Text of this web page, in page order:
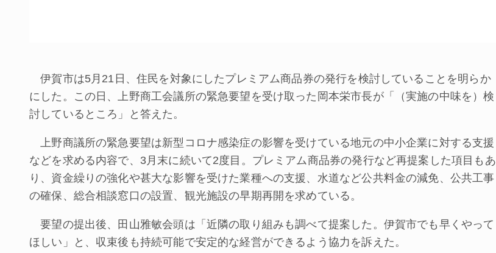
伊賀市は5月21日、住民を対象にしたプレミアム商品券の発行を検討していることを明らか
にした。この日、上野商工会議所の緊急要望を受け取った岡本栄市長が「（実施の中味を）検
討しているところ」と答えた。
上野商議所の緊急要望は新型コロナ感染症の影響を受けている地元の中小企業に対する支援
などを求める内容で、3月末に続いて2度目。プレミアム商品券の発行など再提案した項目もあ
り、資金繰りの強化や甚大な影響を受けた業種への支援、水道など公共料金の減免、公共工事
の確保、総合相談窓口の設置、観光施設の早期再開を求めている。
要望の提出後、田山雅敏会頭は「近隣の取り組みも調べて提案した。伊賀市でも早くやって
ほしい」と、収束後も持続可能で安定的な経営ができるよう協力を訴えた。